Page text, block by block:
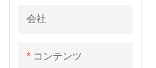
会社
コンテンツ